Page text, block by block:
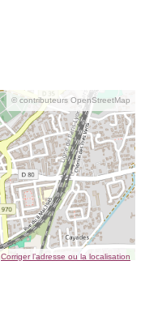
© contributeurs OpenStreetMap
Corriger l’adresse ou la localisation